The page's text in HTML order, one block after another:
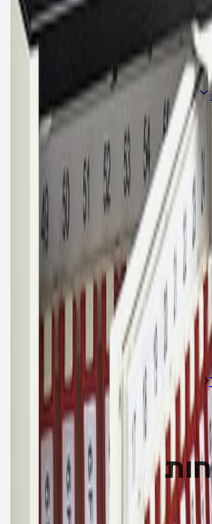
‹